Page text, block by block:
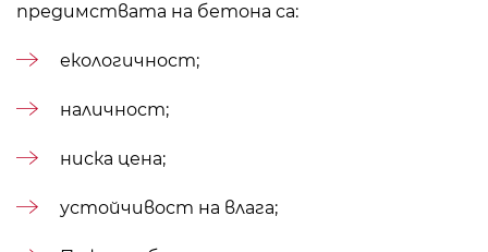
предимствата на бетона са:
екологичност;
наличност;
ниска цена;
устойчивост на влага;